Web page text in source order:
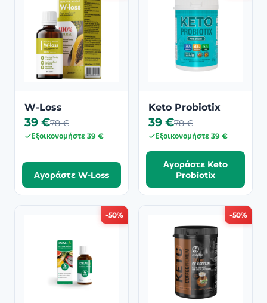
W-Loss
39 €78 €
Εξοικονομήστε 39 €
Αγοράστε W-Loss
Keto Probiotix
39 €78 €
Εξοικονομήστε 39 €
Αγοράστε Keto
Probiotix
-50% -50%